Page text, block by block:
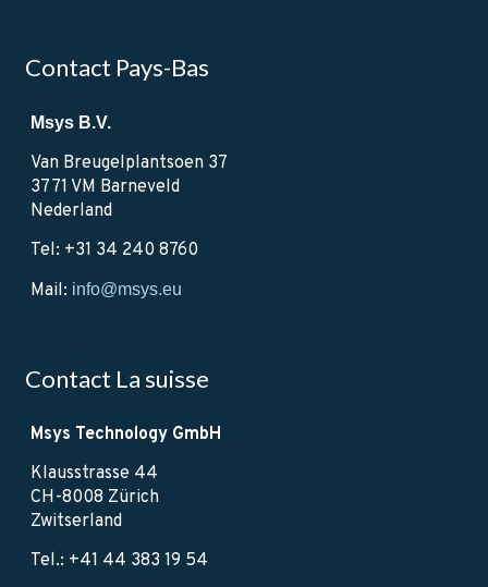
Contact Pays-Bas
Msys B.V.
Van Breugelplantsoen 37
3771 VM Barneveld
Nederland
Tel: +31 34 240 8760
Mail: info@msys.eu
Contact La suisse
Msys Technology GmbH
Klausstrasse 44
CH-8008 Zürich
Zwitserland
Tel.: +41 44 383 19 54